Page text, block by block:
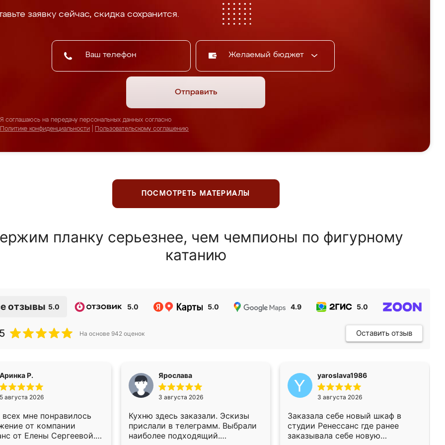
заявку сейчас, скидка сохранится.
Желаемый бюджет
Отправить
Я соглашаюсь на передачу персональных данных согласно
Политике конфиденциальности
Пользовательскому соглашению
ПОСМОТРЕТЬ МАТЕРИАЛЫ
планку серьезнее, чем чемпионы по фигурному
катанию
отзывы 5.0 5.0 5.0 4.9 5.0
На основе 942 оценок Оставить отзыв
Аринка Р.
5 августа 2026
мне понравилось
от компании
от Елены Сергеевой.
Ярослава
3 августа 2026
Кухню здесь заказали. Эскизы
прислали в телеграмм. Выбрали
наиболее подходящий.
yaroslava1986
3 августа 2026
Заказала себе новый шкаф в
студии Ренессанс где ранее
заказывала себе новую